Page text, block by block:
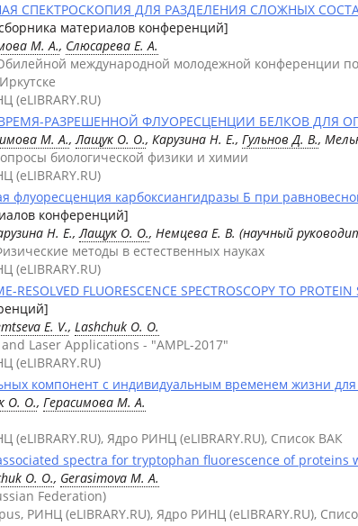
СПЕКТРОСКОПИЯ ДЛЯ РАЗДЕЛЕНИЯ СЛОЖНЫХ
материалов конференций]
М. А., Слюсарева Е. А.
международной молодежной конференции
(eLIBRARY.RU)
РАЗРЕШЕННОЙ ФЛУОРЕСЦЕНЦИИ БЕЛКОВ ДЛЯ
М. А.,Лащук О. О., Карузина Н. Е., Гульнов Д. В.,
биологической физики и химии
(eLIBRARY.RU)
флуоресценция карбоксиангидразы Б при
конференций]
Н. Е.,Лащук О. О., Немцева Е. В. (научный
методы в естественных науках
(eLIBRARY.RU)
RESOLVED FLUORESCENCE SPECTROSCOPY TO
E. V., Lashchuk O. O.
Laser Applications - "AMPL-2017"
(eLIBRARY.RU)
компонент с индивидуальным временем жизни
О. О., Герасимова М. А.
(eLIBRARY.RU), Ядро РИНЦ (eLIBRARY.RU), Список ВАК
spectra for tryptophan fluorescence of
O. O., Gerasimova M. A.
Federation)
РИНЦ (eLIBRARY.RU), Ядро РИНЦ (eLIBRARY.RU),